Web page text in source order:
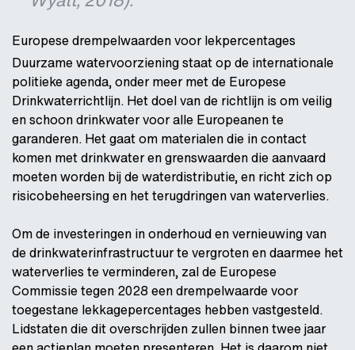
Europese drempelwaarden voor lekpercentages
Duurzame watervoorziening staat op de internationale
politieke agenda, onder meer met de Europese
Drinkwaterrichtlijn. Het doel van de richtlijn is om veilig
en schoon drinkwater voor alle Europeanen te
garanderen. Het gaat om materialen die in contact
komen met drinkwater en grenswaarden die aanvaard
moeten worden bij de waterdistributie, en richt zich op
risicobeheersing en het terugdringen van waterverlies.
Om de investeringen in onderhoud en vernieuwing van
de drinkwaterinfrastructuur te vergroten en daarmee het
waterverlies te verminderen, zal de Europese
Commissie tegen 2028 een drempelwaarde voor
toegestane lekkagepercentages hebben vastgesteld.
Lidstaten die dit overschrijden zullen binnen twee jaar